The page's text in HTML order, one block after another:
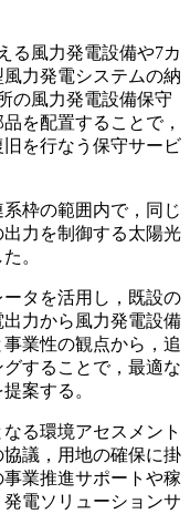
る風力発電設備や7カ
力発電システムの納
の風力発電設備保守
を配置することで，
を行なう保守サービ
枠の範囲内で，同じ
力を制御する太陽光
。
タを活用し，既設の
力から風力発電設備
業性の観点から，追
することで，最適な
案する。
る環境アセスメント
議，用地の確保に掛
業推進サポートや稼
電ソリューションサ